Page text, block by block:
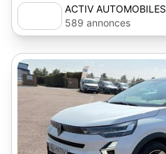
ACTIV AUTOMOBILES
589 annonces